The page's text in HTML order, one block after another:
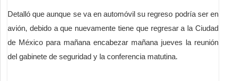
Detalló que aunque se va en automóvil su regreso podría ser en
avión, debido a que nuevamente tiene que regresar a la Ciudad
de México para mañana encabezar mañana jueves la reunión
del gabinete de seguridad y la conferencia matutina.